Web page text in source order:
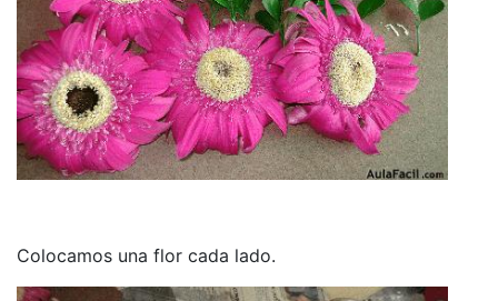
Colocamos una flor cada lado.